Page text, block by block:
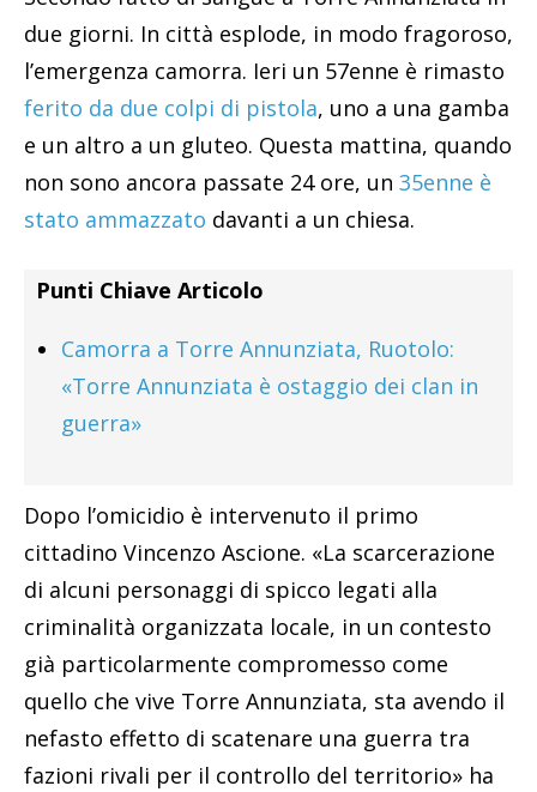
due giorni. In città esplode, in modo fragoroso,
l’emergenza camorra. Ieri un 57enne è rimasto
ferito da due colpi di pistola, uno a una gamba
e un altro a un gluteo. Questa mattina, quando
non sono ancora passate 24 ore, un 35enne è
stato ammazzato davanti a un chiesa.
Punti Chiave Articolo
Camorra a Torre Annunziata, Ruotolo:
«Torre Annunziata è ostaggio dei clan in
guerra»
Dopo l’omicidio è intervenuto il primo
cittadino Vincenzo Ascione. «La scarcerazione
di alcuni personaggi di spicco legati alla
criminalità organizzata locale, in un contesto
già particolarmente compromesso come
quello che vive Torre Annunziata, sta avendo il
nefasto effetto di scatenare una guerra tra
fazioni rivali per il controllo del territorio» ha